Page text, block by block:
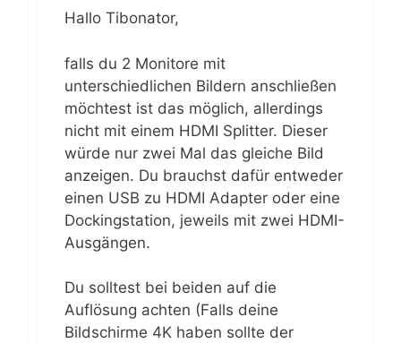
Hallo Tibonator,
falls du 2 Monitore mit
unterschiedlichen Bildern anschließen
möchtest ist das möglich, allerdings
nicht mit einem HDMI Splitter. Dieser
würde nur zwei Mal das gleiche Bild
anzeigen. Du brauchst dafür entweder
einen USB zu HDMI Adapter oder eine
Dockingstation, jeweils mit zwei HDMI-
Ausgängen.
Du solltest bei beiden auf die
Auflösung achten (Falls deine
Bildschirme 4K haben sollte der